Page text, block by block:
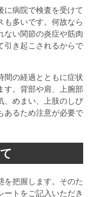
に病院で検査を受けて
も多いです。何故なら
ない関節の炎症や筋肉
引き起こされるからで
間の経過とともに症状
す。背部や肩、上腕部
、めまい、上肢のしび
あるため注意が必要で
を把握します。そのた
ートをご記入いただき